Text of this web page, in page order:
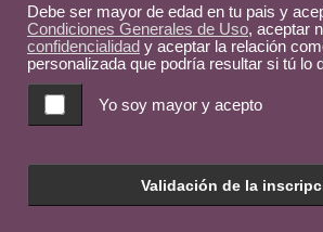
Debe ser mayor de edad en tu pais y
Condiciones Generales de Uso, aceptar
confidencialidad y aceptar la relación
personalizada que podría resultar si tú lo
Yo soy mayor y acepto
Validación de la